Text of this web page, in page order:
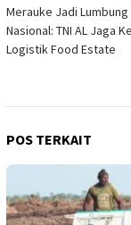
pos
Merauke Jadi Lumbung
Nasional: TNI AL Jaga
Logistik Food Estate
POS TERKAIT